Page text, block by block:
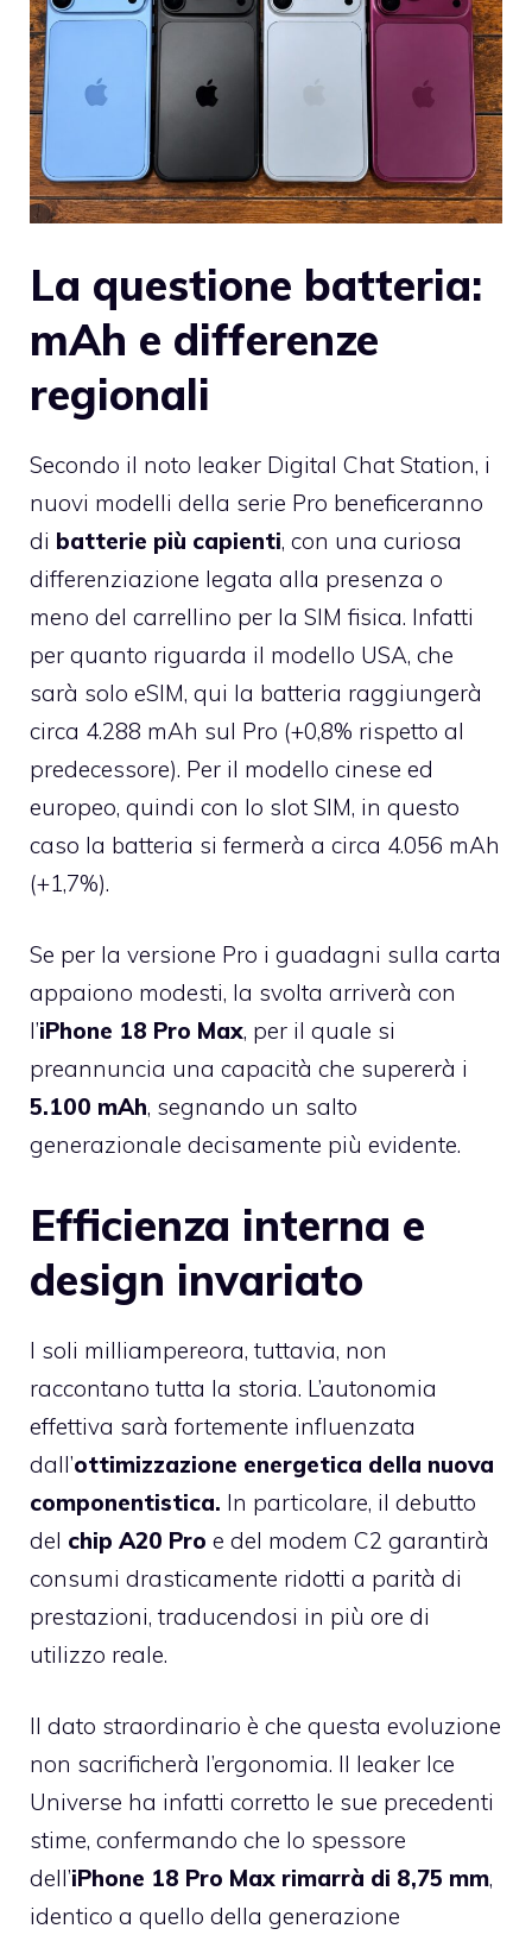
La questione batteria:
mAh e differenze
regionali
Secondo il noto leaker Digital Chat Station, i
nuovi modelli della serie Pro beneficeranno
di batterie più capienti, con una curiosa
differenziazione legata alla presenza o
meno del carrellino per la SIM fisica. Infatti
per quanto riguarda il modello USA, che
sarà solo eSIM, qui la batteria raggiungerà
circa 4.288 mAh sul Pro (+0,8% rispetto al
predecessore). Per il modello cinese ed
europeo, quindi con lo slot SIM, in questo
caso la batteria si fermerà a circa 4.056 mAh
(+1,7%).
Se per la versione Pro i guadagni sulla carta
appaiono modesti, la svolta arriverà con
l’iPhone 18 Pro Max, per il quale si
preannuncia una capacità che supererà i
5.100 mAh, segnando un salto
generazionale decisamente più evidente.
Efficienza interna e
design invariato
I soli milliampereora, tuttavia, non
raccontano tutta la storia. L’autonomia
effettiva sarà fortemente influenzata
dall’ottimizzazione energetica della nuova
componentistica. In particolare, il debutto
del chip A20 Pro e del modem C2 garantirà
consumi drasticamente ridotti a parità di
prestazioni, traducendosi in più ore di
utilizzo reale.
Il dato straordinario è che questa evoluzione
non sacrificherà l’ergonomia. Il leaker Ice
Universe ha infatti corretto le sue precedenti
stime, confermando che lo spessore
dell’iPhone 18 Pro Max rimarrà di 8,75 mm,
identico a quello della generazione